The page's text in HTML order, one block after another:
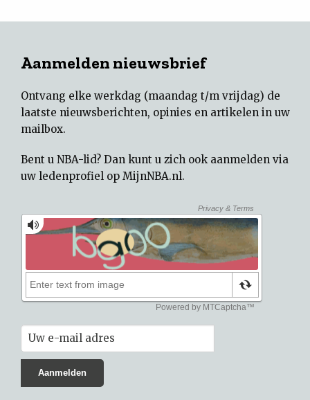
Aanmelden nieuwsbrief
Ontvang elke werkdag (maandag t/m vrijdag) de
laatste nieuwsberichten, opinies en artikelen in uw
mailbox.
Bent u NBA-lid? Dan kunt u zich ook aanmelden via
uw ledenprofiel op MijnNBA.nl.